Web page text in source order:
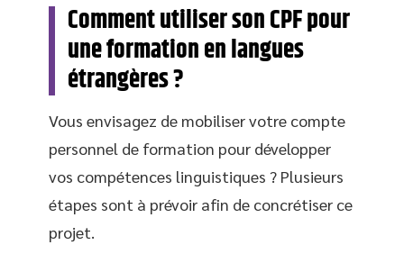
Comment utiliser son CPF pour
une formation en langues
étrangères ?
Vous envisagez de mobiliser votre compte
personnel de formation pour développer
vos compétences linguistiques ? Plusieurs
étapes sont à prévoir afin de concrétiser ce
projet.